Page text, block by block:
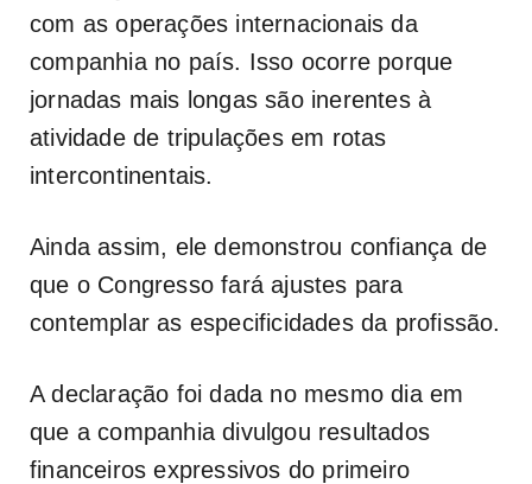
com as operações internacionais da
companhia no país. Isso ocorre porque
jornadas mais longas são inerentes à
atividade de tripulações em rotas
intercontinentais.
Ainda assim, ele demonstrou confiança de
que o Congresso fará ajustes para
contemplar as especificidades da profissão.
A declaração foi dada no mesmo dia em
que a companhia divulgou resultados
financeiros expressivos do primeiro